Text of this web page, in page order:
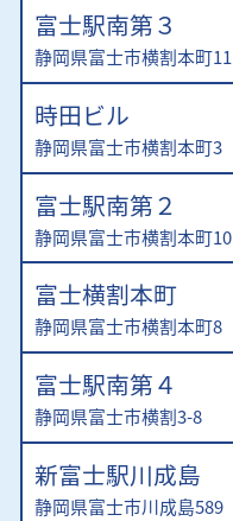
富士駅南第３
静岡県富士市横割本町11
時田ビル
静岡県富士市横割本町3
富士駅南第２
静岡県富士市横割本町10
富士横割本町
静岡県富士市横割本町8
富士駅南第４
静岡県富士市横割3-8
新富士駅川成島
静岡県富士市川成島589